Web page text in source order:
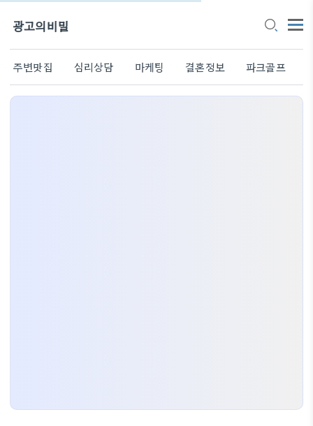
광고의비밀
주변맛집 심리상담 마케팅 결혼정보 파크골프